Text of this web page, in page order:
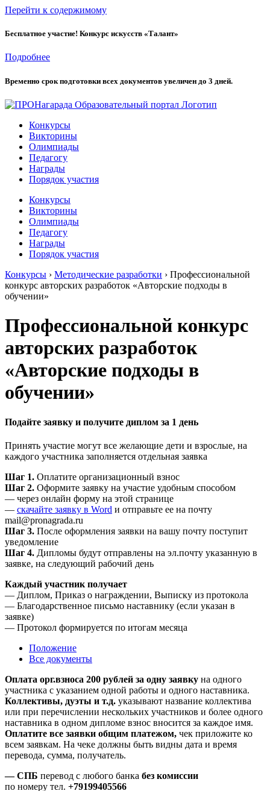
Перейти к содержимому
Бесплатное участие! Конкурс искусств «Талант»
Подробнее
Временно cрок подготовки всех документов увеличен до 3 дней.
Конкурсы
Викторины
Олимпиады
Педагогу
Награды
Порядок участия
Конкурсы
Викторины
Олимпиады
Педагогу
Награды
Порядок участия
Конкурсы › Методические разработки › Профессиональной
конкурс авторских разработок «Авторские подходы в
обучении»
Профессиональной конкурс
авторских разработок
«Авторские подходы в
обучении»
Подайте заявку и получите диплом за 1 день
Принять участие могут все желающие дети и взрослые, на
каждого участника заполняется отдельная заявка
Шаг 1. Оплатите организационный взнос
Шаг 2. Оформите заявку на участие удобным способом
— через онлайн форму на этой странице
— скачайте заявку в Word и отправьте ее на почту
mail@pronagrada.ru
Шаг 3. После оформления заявки на вашу почту поступит
уведомление
Шаг 4. Дипломы будут отправлены на эл.почту указанную в
заявке, на следующий рабочий день
Каждый участник получает
— Диплом, Приказ о награждении, Выписку из протокола
— Благодарственное письмо наставнику (если указан в
заявке)
— Протокол формируется по итогам месяца
Положение
Все документы
Оплата орг.взноса 200 рублей за одну заявку на одного
участника с указанием одной работы и одного наставника.
Коллективы, дуэты и т.д. указывают название коллектива
или при перечислении нескольких участников и более одного
наставника в одном дипломе взнос вносится за каждое имя.
Оплатите все заявки общим платежом, чек приложите ко
всем заявкам. На чеке должны быть видны дата и время
перевода, сумма, получатель.
— СПБ перевод с любого банка без комиссии
по номеру тел. +79199405566